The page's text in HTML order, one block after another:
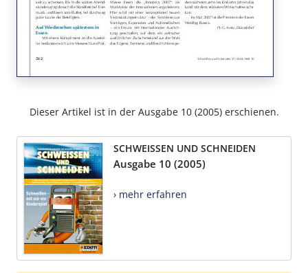
Dieser Artikel ist in der Ausgabe 10 (2005) erschienen.
SCHWEISSEN UND SCHNEIDEN
Ausgabe 10 (2005)
› mehr erfahren